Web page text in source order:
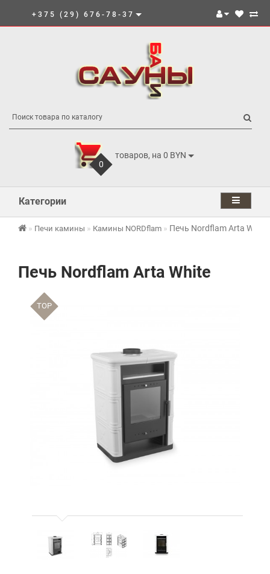
+375 (29) 676-78-37
0
товаров, на 0 BYN
Категории
Печи камины Камины NORDflam Печь Nordflam Arta White
Печь Nordflam Arta White
TOP